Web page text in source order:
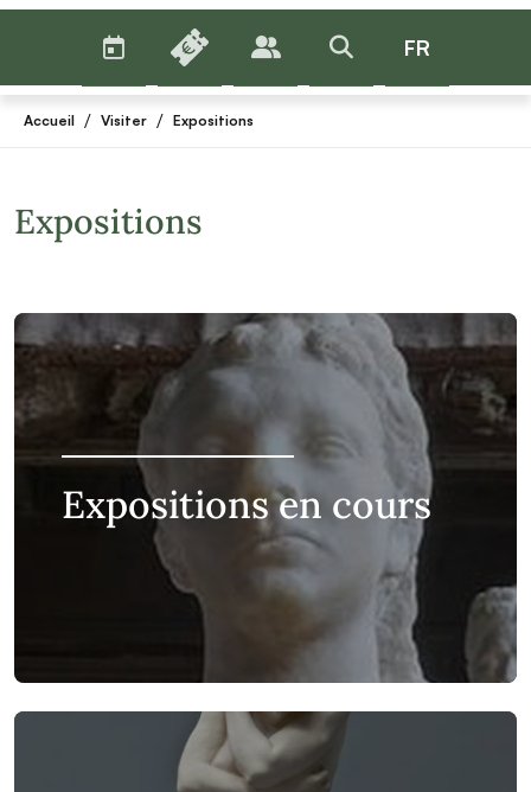
BILLETTERIE
PUBLICS >RECHERCHER
FR
Accueil / Visiter / Expositions
Expositions
Expositions en cours